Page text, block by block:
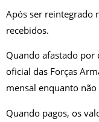
Após ser reintegrado
recebidos.
Quando afastado por
oficial das Forças
mensal enquanto
Quando pagos, os